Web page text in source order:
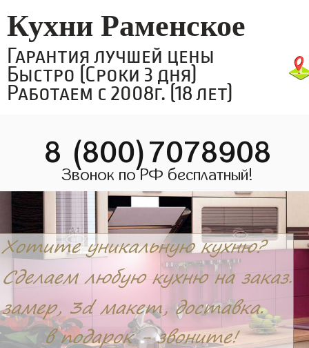
Кухни Раменское
Гарантия лучшей цены
Быстро (Сроки 3 дня)
Работаем с 2008г. (18 лет)
8 (800)7078908
Звонок по РФ бесплатный!